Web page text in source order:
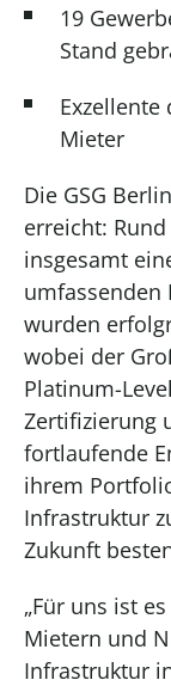
19
Stand
Mieter
Die GSG
erreicht:
insgesamt
umfassenden
wurden
wobei der
Platinum-
Zertifizierung
fortlaufende
ihrem
Infrastruktur
Zukunft
„Für uns ist
Mietern und
Infrastruktur